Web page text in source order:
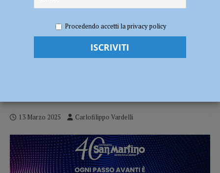
piacentino in lutto: si è spento Adalgisio Lovattini, decano degli
allenatori
Calcio piacentino in lutto: si è spento
13 Marzo 2025 Carlofilippo Vardelli
Procedendo accetti la privacy policy